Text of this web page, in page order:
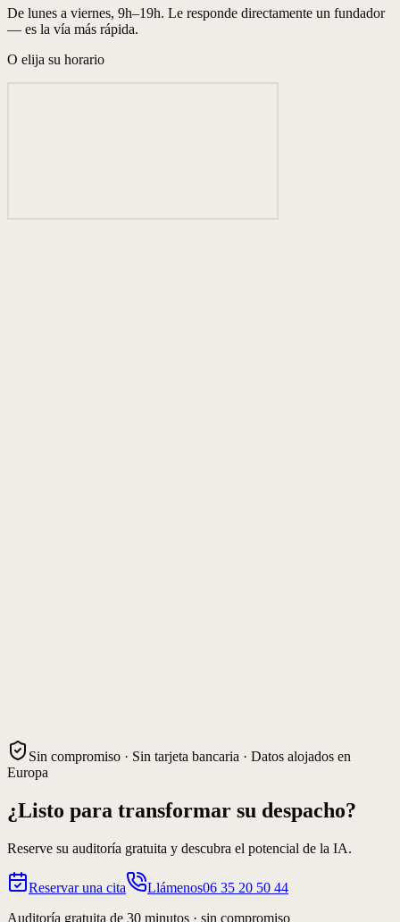
De lunes a viernes, 9h–19h. Le responde directamente un fundador
— es la vía más rápida.
O elija su horario
Sin compromiso · Sin tarjeta bancaria · Datos alojados en
Europa
¿Listo para transformar su despacho?
Reserve su auditoría gratuita y descubra el potencial de la IA.
Reservar una cita Llámenos06 35 20 50 44
Auditoría gratuita de 30 minutos · sin compromiso